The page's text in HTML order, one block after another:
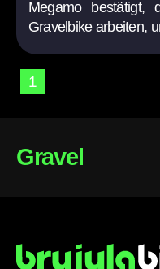
Megamo bestätigt,
Gravelbike arbeiten,
1
Gravel